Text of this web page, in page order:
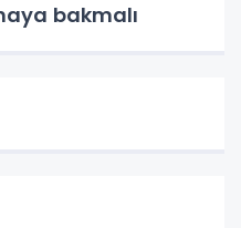
bakmalı